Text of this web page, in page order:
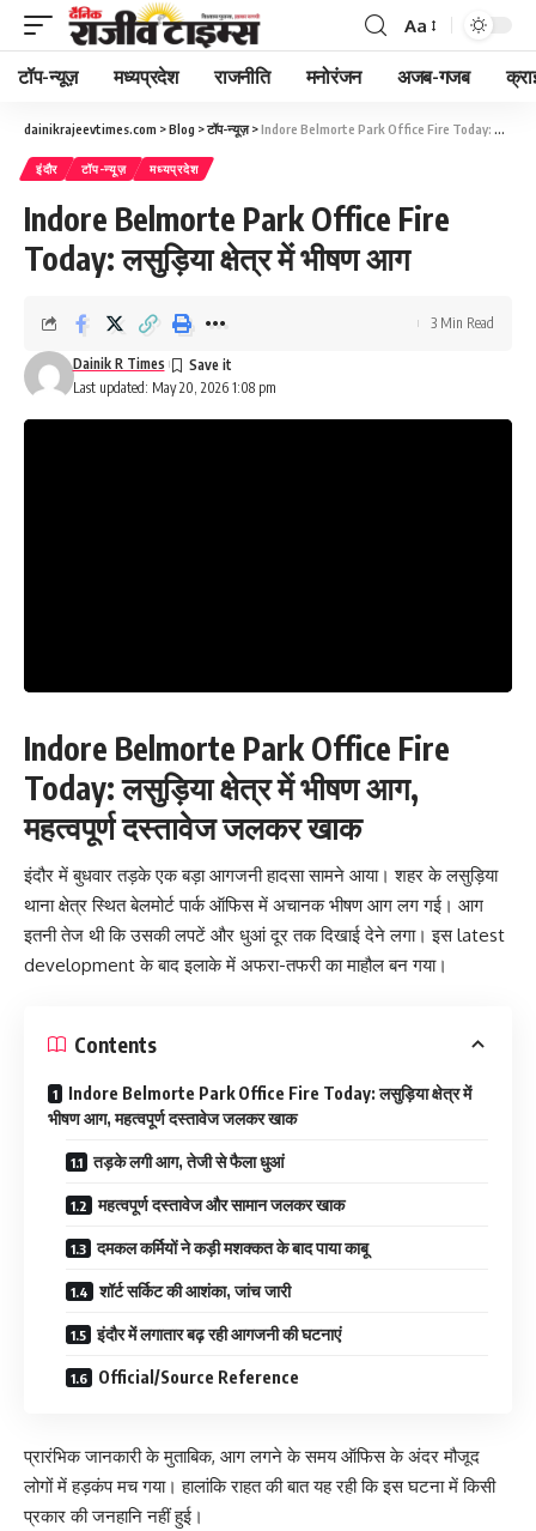
Font
Resizer
Aa
टॉप-न्यूज़ मध्यप्रदेश राजनीति मनोरंजन अजब-गजब
dainikrajeevtimes.com >Blog >टॉप-न्यूज़>Indore Belmorte Park Office Fire Today: लसुड़िया क्षेत्र में भीषण आग
इंदौर टॉप-न्यूज़ मध्यप्रदेश
Indore Belmorte Park Office Fire
Today: लसुड़िया क्षेत्र में भीषण आग
Last updated: May 20, 2026 1:08 pm
Dainik R Times
3 Min Read
Indore Belmorte Park Office Fire
Today: लसुड़िया क्षेत्र में भीषण आग,
महत्वपूर्ण दस्तावेज जलकर खाक
इंदौर में बुधवार तड़के एक बड़ा आगजनी हादसा सामने आया। शहर के लसुड़िया
थाना क्षेत्र स्थित बेलमोर्ट पार्क ऑफिस में अचानक भीषण आग लग गई। आग
इतनी तेज थी कि उसकी लपटें और धुआं दूर तक दिखाई देने लगा। इस latest
development के बाद इलाके में अफरा-तफरी का माहौल बन गया।
Contents
Indore Belmorte Park Office Fire Today: लसुड़िया क्षेत्र में
भीषण आग, महत्वपूर्ण दस्तावेज जलकर खाक
तड़के लगी आग, तेजी से फैला धुआं
महत्वपूर्ण दस्तावेज और सामान जलकर खाक
दमकल कर्मियों ने कड़ी मशक्कत के बाद पाया काबू
शॉर्ट सर्किट की आशंका, जांच जारी
इंदौर में लगातार बढ़ रही आगजनी की घटनाएं
Official/Source Reference
प्रारंभिक जानकारी के मुताबिक, आग लगने के समय ऑफिस के अंदर मौजूद
लोगों में हड़कंप मच गया। हालांकि राहत की बात यह रही कि इस घटना में किसी
प्रकार की जनहानि नहीं हुई।